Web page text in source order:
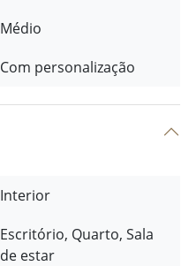
Médio
Com personalização
Interior
Escritório, Quarto, Sala
de estar